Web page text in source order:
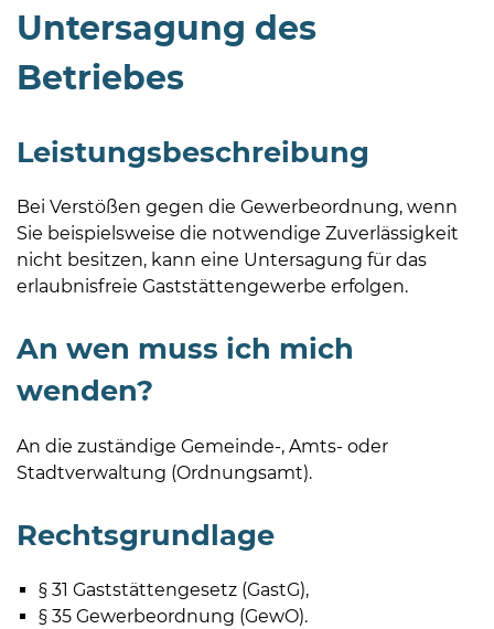
Uhr
und
außerhalb
Öffnungszeiten
nach
Untersagung des
Betriebes
Leistungsbeschreibung
Bei Verstößen gegen die Gewerbeordnung, wenn
Sie beispielsweise die notwendige Zuverlässigkeit
nicht besitzen, kann eine Untersagung für das
erlaubnisfreie Gaststättengewerbe erfolgen.
An wen muss ich mich
wenden?
An die zuständige Gemeinde-, Amts- oder
Stadtverwaltung (Ordnungsamt).
Rechtsgrundlage
§ 31 Gaststättengesetz (GastG),
§ 35 Gewerbeordnung (GewO).